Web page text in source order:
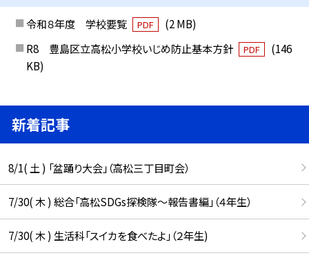
令和８年度 学校要覧 PDF
(2 MB)
R8 豊島区立高松小学校いじめ防止基本方針
PDF
(146
KB)
新着記事
8/1( 土 ) 「盆踊り大会」（高松三丁目町会）
7/30( 木 ) 総合「高松SDGs探検隊〜報告書編」（４年生）
7/30( 木 ) 生活科「スイカを食べたよ」（２年生)